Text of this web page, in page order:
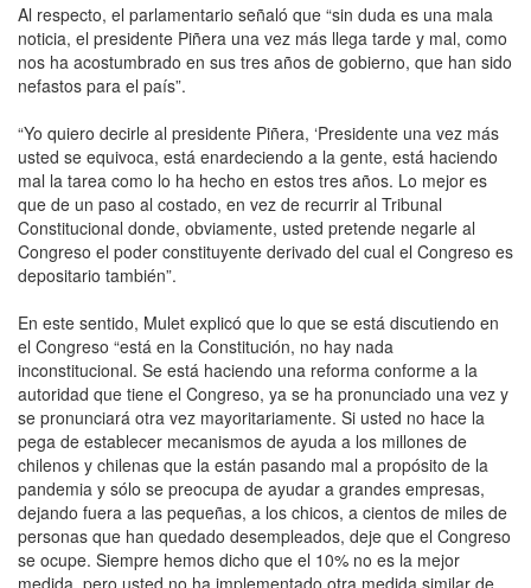
Al respecto, el parlamentario señaló que “sin duda es una mala
noticia, el presidente Piñera una vez más llega tarde y mal, como
nos ha acostumbrado en sus tres años de gobierno, que han sido
nefastos para el país”.
“Yo quiero decirle al presidente Piñera, ‘Presidente una vez más
usted se equivoca, está enardeciendo a la gente, está haciendo
mal la tarea como lo ha hecho en estos tres años. Lo mejor es
que de un paso al costado, en vez de recurrir al Tribunal
Constitucional donde, obviamente, usted pretende negarle al
Congreso el poder constituyente derivado del cual el Congreso es
depositario también”.
En este sentido, Mulet explicó que lo que se está discutiendo en
el Congreso “está en la Constitución, no hay nada
inconstitucional. Se está haciendo una reforma conforme a la
autoridad que tiene el Congreso, ya se ha pronunciado una vez y
se pronunciará otra vez mayoritariamente. Si usted no hace la
pega de establecer mecanismos de ayuda a los millones de
chilenos y chilenas que la están pasando mal a propósito de la
pandemia y sólo se preocupa de ayudar a grandes empresas,
dejando fuera a las pequeñas, a los chicos, a cientos de miles de
personas que han quedado desempleados, deje que el Congreso
se ocupe. Siempre hemos dicho que el 10% no es la mejor
medida, pero usted no ha implementado otra medida similar de